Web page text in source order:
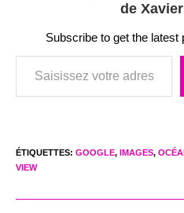
de
Subscribe to get the
Saisissez votre adresse e-mail…
ÉTIQUETTES: GOOGLE, IMAGES,
VIEW